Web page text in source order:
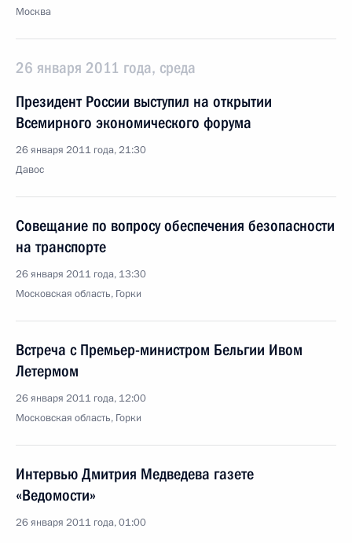
Москва
26 января 2011 года, среда
Президент России выступил на открытии
Всемирного экономического форума
26 января 2011 года, 21:30
Давос
Совещание по вопросу обеспечения безопасности
на транспорте
26 января 2011 года, 13:30
Московская область, Горки
Встреча с Премьер-министром Бельгии Ивом
Летермом
26 января 2011 года, 12:00
Московская область, Горки
Интервью Дмитрия Медведева газете
«Ведомости»
26 января 2011 года, 01:00